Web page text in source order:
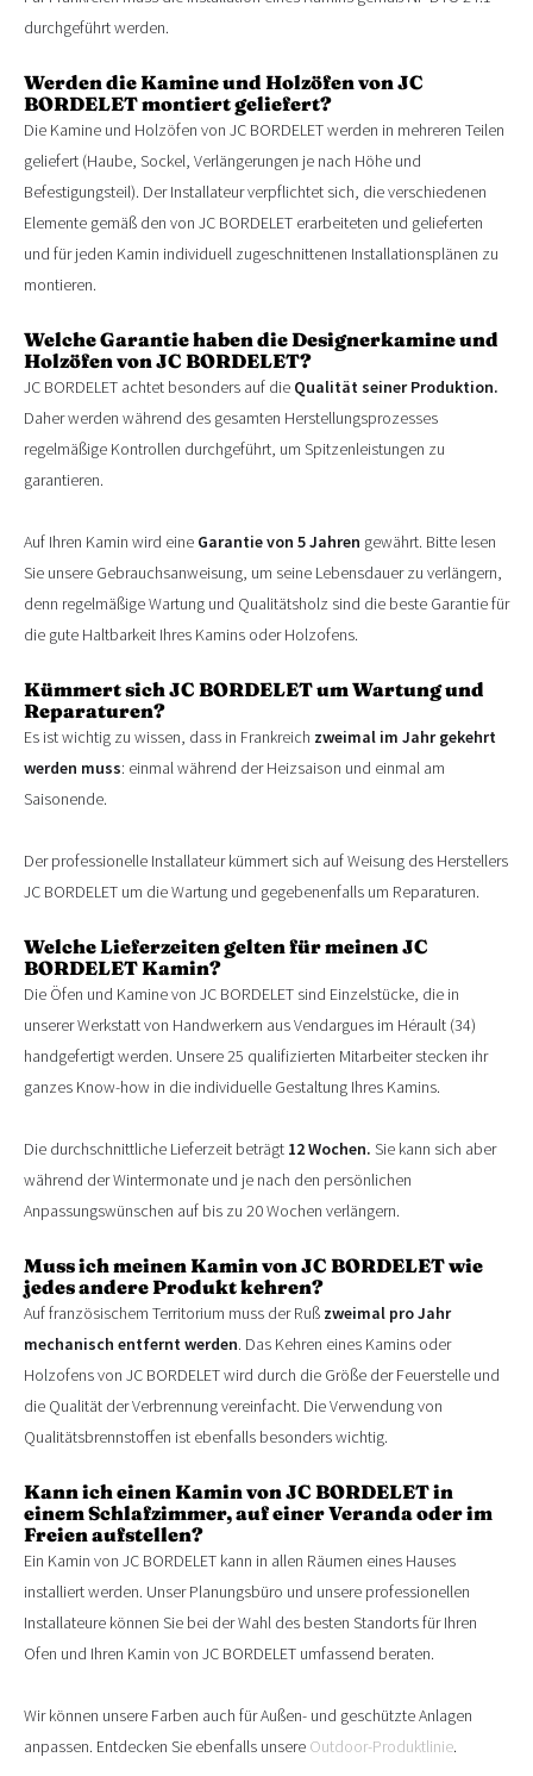
durchgeführt werden.
Werden die Kamine und Holzöfen von JC
BORDELET montiert geliefert?
Die Kamine und Holzöfen von JC BORDELET werden in mehreren Teilen
geliefert (Haube, Sockel, Verlängerungen je nach Höhe und
Befestigungsteil). Der Installateur verpflichtet sich, die verschiedenen
Elemente gemäß den von JC BORDELET erarbeiteten und gelieferten
und für jeden Kamin individuell zugeschnittenen Installationsplänen zu
montieren.
Welche Garantie haben die Designerkamine und
Holzöfen von JC BORDELET?
JC BORDELET achtet besonders auf die Qualität seiner Produktion.
Daher werden während des gesamten Herstellungsprozesses
regelmäßige Kontrollen durchgeführt, um Spitzenleistungen zu
garantieren.
Auf Ihren Kamin wird eine Garantie von 5 Jahren gewährt. Bitte lesen
Sie unsere Gebrauchsanweisung, um seine Lebensdauer zu verlängern,
denn regelmäßige Wartung und Qualitätsholz sind die beste Garantie für
die gute Haltbarkeit Ihres Kamins oder Holzofens.
Kümmert sich JC BORDELET um Wartung und
Reparaturen?
Es ist wichtig zu wissen, dass in Frankreich zweimal im Jahr gekehrt
werden muss: einmal während der Heizsaison und einmal am
Saisonende.
Der professionelle Installateur kümmert sich auf Weisung des Herstellers
JC BORDELET um die Wartung und gegebenenfalls um Reparaturen.
Welche Lieferzeiten gelten für meinen JC
BORDELET Kamin?
Die Öfen und Kamine von JC BORDELET sind Einzelstücke, die in
unserer Werkstatt von Handwerkern aus Vendargues im Hérault (34)
handgefertigt werden. Unsere 25 qualifizierten Mitarbeiter stecken ihr
ganzes Know-how in die individuelle Gestaltung Ihres Kamins.
Die durchschnittliche Lieferzeit beträgt 12 Wochen. Sie kann sich aber
während der Wintermonate und je nach den persönlichen
Anpassungswünschen auf bis zu 20 Wochen verlängern.
Muss ich meinen Kamin von JC BORDELET wie
jedes andere Produkt kehren?
Auf französischem Territorium muss der Ruß zweimal pro Jahr
mechanisch entfernt werden. Das Kehren eines Kamins oder
Holzofens von JC BORDELET wird durch die Größe der Feuerstelle und
die Qualität der Verbrennung vereinfacht. Die Verwendung von
Qualitätsbrennstoffen ist ebenfalls besonders wichtig.
Kann ich einen Kamin von JC BORDELET in
einem Schlafzimmer, auf einer Veranda oder im
Freien aufstellen?
Ein Kamin von JC BORDELET kann in allen Räumen eines Hauses
installiert werden. Unser Planungsbüro und unsere professionellen
Installateure können Sie bei der Wahl des besten Standorts für Ihren
Ofen und Ihren Kamin von JC BORDELET umfassend beraten.
Wir können unsere Farben auch für Außen- und geschützte Anlagen
anpassen. Entdecken Sie ebenfalls unsere Outdoor-Produktlinie.